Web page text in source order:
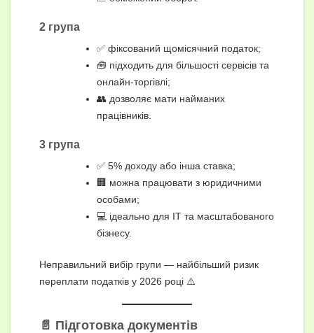
2 група
✅ фіксований щомісячний податок;
🧰 підходить для більшості сервісів та
онлайн-торгівлі;
👥 дозволяє мати найманих
працівників.
3 група
✅ 5% доходу або інша ставка;
🏢 можна працювати з юридичними
особами;
💻 ідеально для ІТ та масштабованого
бізнесу.
Неправильний вибір групи — найбільший ризик
переплати податків у 2026 році ⚠️
📄 Підготовка документів